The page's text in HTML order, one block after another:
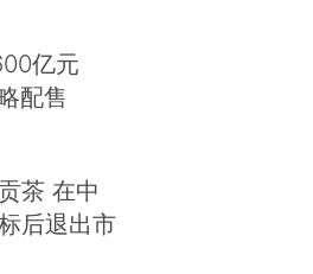
亿元
配售
茶 在中
后退出市